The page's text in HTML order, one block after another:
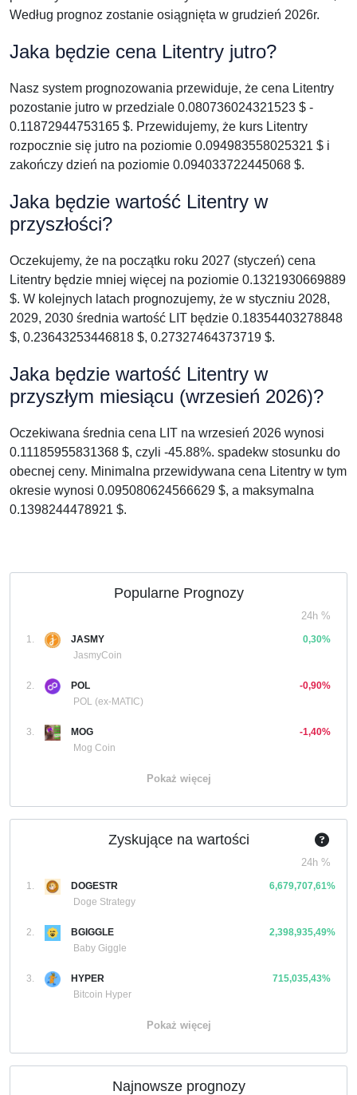
Według prognoz zostanie osiągnięta w grudzień 2026r.
Jaka będzie cena Litentry jutro?
Nasz system prognozowania przewiduje, że cena Litentry
pozostanie jutro w przedziale 0.080736024321523 $ -
0.11872944753165 $. Przewidujemy, że kurs Litentry
rozpocznie się jutro na poziomie 0.094983558025321 $ i
zakończy dzień na poziomie 0.094033722445068 $.
Jaka będzie wartość Litentry w
przyszłości?
Oczekujemy, że na początku roku 2027 (styczeń) cena
Litentry będzie mniej więcej na poziomie 0.1321930669889
$. W kolejnych latach prognozujemy, że w styczniu 2028,
2029, 2030 średnia wartość LIT będzie 0.18354403278848
$, 0.23643253446818 $, 0.27327464373719 $.
Jaka będzie wartość Litentry w
przyszłym miesiącu (wrzesień 2026)?
Oczekiwana średnia cena LIT na wrzesień 2026 wynosi
0.11185955831368 $, czyli -45.88%. spadekw stosunku do
obecnej ceny. Minimalna przewidywana cena Litentry w tym
okresie wynosi 0.095080624566629 $, a maksymalna
0.1398244478921 $.
Popularne Prognozy
24h %
1.
JASMY
JasmyCoin
0,30%
2.
POL
POL (ex-MATIC)
-0,90%
3.
MOG
Mog Coin
-1,40%
Pokaż więcej
Zyskujące na wartości
24h %
1.
DOGESTR
Doge Strategy
6,679,707,61%
2.
BGIGGLE
Baby Giggle
2,398,935,49%
3.
HYPER
Bitcoin Hyper
715,035,43%
Pokaż więcej
Najnowsze prognozy